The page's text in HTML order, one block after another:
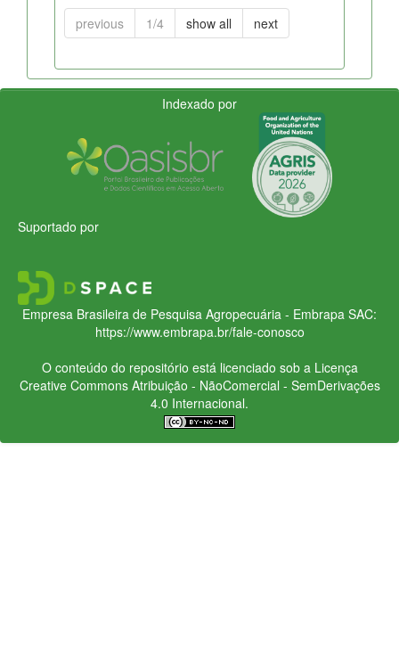
previous 1/4 show all next
Indexado por
Suportado por
Empresa Brasileira de Pesquisa Agropecuária - Embrapa SAC:
https://www.embrapa.br/fale-conosco
O conteúdo do repositório está licenciado sob a Licença
Creative CommonsAtribuição - NãoComercial - SemDerivações
4.0 Internacional.